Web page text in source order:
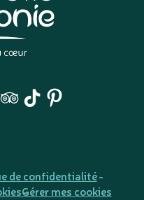
de confidentialité
Gérer mes cookies